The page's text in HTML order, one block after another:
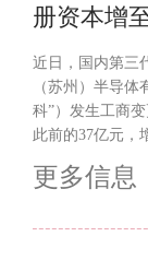
册资本增
近日，国内第三
（苏州）半导
科”）发生工商
此前的37亿元，
更多信息